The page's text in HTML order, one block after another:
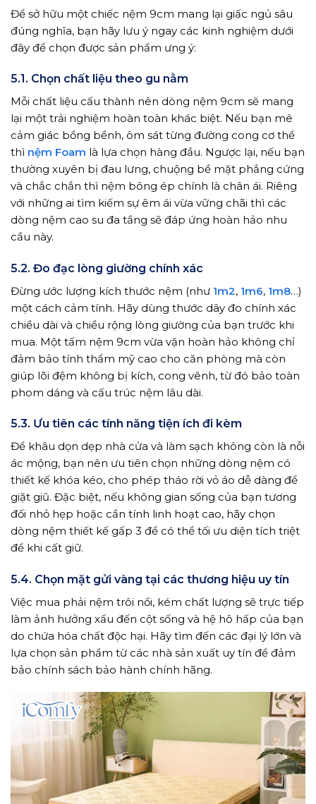
Để sở hữu một chiếc nệm 9cm mang lại giấc ngủ sâu
đúng nghĩa, bạn hãy lưu ý ngay các kinh nghiệm dưới
đây để chọn được sản phẩm ưng ý:
5.1. Chọn chất liệu theo gu nằm
Mỗi chất liệu cấu thành nên dòng nệm 9cm sẽ mang
lại một trải nghiệm hoàn toàn khác biệt. Nếu bạn mê
cảm giác bồng bềnh, ôm sát từng đường cong cơ thể
thì nệm Foam là lựa chọn hàng đầu. Ngược lại, nếu bạn
thường xuyên bị đau lưng, chuộng bề mặt phẳng cứng
và chắc chắn thì nệm bông ép chính là chân ái. Riêng
với những ai tìm kiếm sự êm ái vừa vững chãi thì các
dòng nệm cao su đa tầng sẽ đáp ứng hoàn hảo nhu
cầu này.
5.2. Đo đạc lòng giường chính xác
Đừng ước lượng kích thước nệm (như 1m2, 1m6, 1m8…)
một cách cảm tính. Hãy dùng thước dây đo chính xác
chiều dài và chiều rộng lòng giường của bạn trước khi
mua. Một tấm nệm 9cm vừa vặn hoàn hảo không chỉ
đảm bảo tính thẩm mỹ cao cho căn phòng mà còn
giúp lõi đệm không bị kích, cong vênh, từ đó bảo toàn
phom dáng và cấu trúc nệm lâu dài.
5.3. Ưu tiên các tính năng tiện ích đi kèm
Để khâu dọn dẹp nhà cửa và làm sạch không còn là nỗi
ác mộng, bạn nên ưu tiên chọn những dòng nệm có
thiết kế khóa kéo, cho phép tháo rời vỏ áo dễ dàng để
giặt giũ. Đặc biệt, nếu không gian sống của bạn tương
đối nhỏ hẹp hoặc cần tính linh hoạt cao, hãy chọn
dòng nệm thiết kế gấp 3 để có thể tối ưu diện tích triệt
để khi cất giữ.
5.4. Chọn mặt gửi vàng tại các thương hiệu uy tín
Việc mua phải nệm trôi nổi, kém chất lượng sẽ trực tiếp
làm ảnh hưởng xấu đến cột sống và hệ hô hấp của bạn
do chứa hóa chất độc hại. Hãy tìm đến các đại lý lớn và
lựa chọn sản phẩm từ các nhà sản xuất uy tín để đảm
bảo chính sách bảo hành chính hãng.